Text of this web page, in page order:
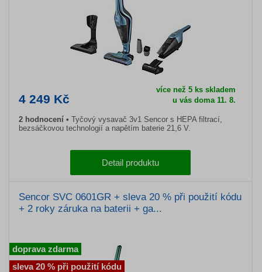
4 249 Kč
více než 5 ks skladem
u vás doma 11. 8.
2 hodnocení
Tyčový vysavač 3v1 Sencor s HEPA filtrací,
bezsáčkovou technologií a napětím baterie 21,6 V.
Detail produktu
Sencor SVC 0601GR + sleva 20 % při použití kódu
+ 2 roky záruka na baterii + ga...
doprava zdarma
sleva 20 % při použití kódu